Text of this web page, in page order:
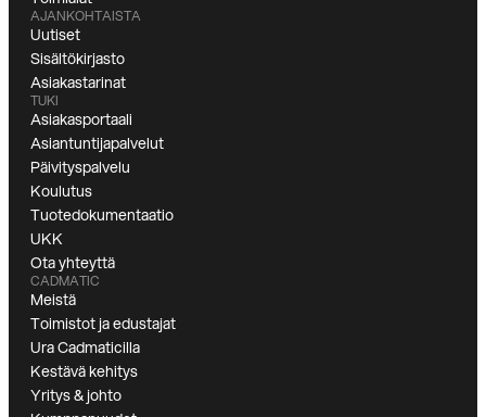
AJANKOHTAISTA
Uutiset
Sisältökirjasto
Asiakastarinat
TUKI
Asiakasportaali
Asiantuntijapalvelut
Päivityspalvelu
Koulutus
Tuotedokumentaatio
UKK
Ota yhteyttä
CADMATIC
Meistä
Toimistot ja edustajat
Ura Cadmaticilla
Kestävä kehitys
Yritys & johto